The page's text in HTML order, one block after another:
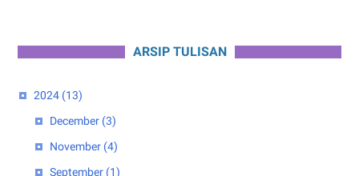
ARSIP TULISAN
2024 (13)
December (3)
November (4)
September (1)